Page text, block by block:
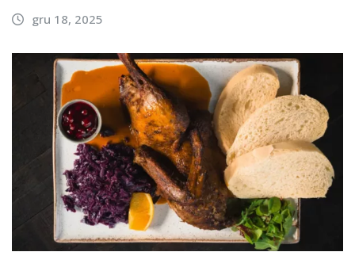
gru 18, 2025